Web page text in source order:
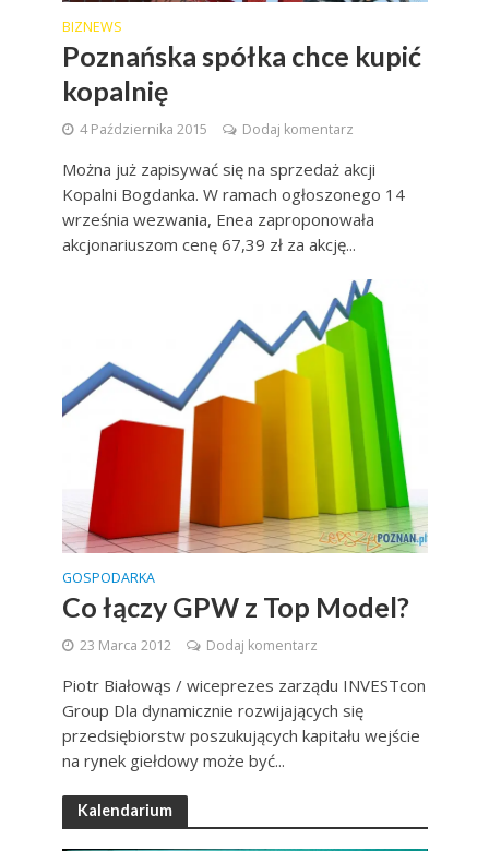
BIZNEWS
Poznańska spółka chce kupić
kopalnię
4 Października 2015 Dodaj komentarz
Można już zapisywać się na sprzedaż akcji
Kopalni Bogdanka. W ramach ogłoszonego 14
września wezwania, Enea zaproponowała
akcjonariuszom cenę 67,39 zł za akcję...
GOSPODARKA
Co łączy GPW z Top Model?
23 Marca 2012 Dodaj komentarz
Piotr Białowąs / wiceprezes zarządu INVESTcon
Group Dla dynamicznie rozwijających się
przedsiębiorstw poszukujących kapitału wejście
na rynek giełdowy może być...
Kalendarium